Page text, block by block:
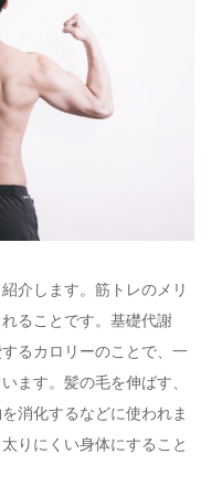
介します。筋トレのメリ
ることです。基礎代謝
るカロリーのことで、一
ます。髪の毛を伸ばす、
消化するなどに使われま
りにくい身体にすること